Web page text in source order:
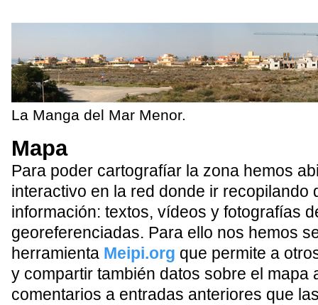
La Manga del Mar Menor.
Mapa
Para poder cartografíar la zona hemos
interactivo en la red donde ir recopilando
información: textos, vídeos y fotografías
georeferenciadas. Para ello nos hemos
herramienta Meipi.org que permite a
y compartir también datos sobre el mapa
comentarios a entradas anteriores que